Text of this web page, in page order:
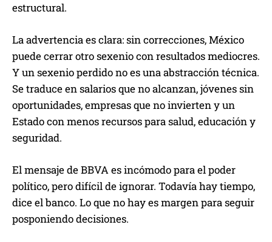
estructural.
La advertencia es clara: sin correcciones, México
puede cerrar otro sexenio con resultados mediocres.
Y un sexenio perdido no es una abstracción técnica.
Se traduce en salarios que no alcanzan, jóvenes sin
oportunidades, empresas que no invierten y un
Estado con menos recursos para salud, educación y
seguridad.
El mensaje de BBVA es incómodo para el poder
político, pero difícil de ignorar. Todavía hay tiempo,
dice el banco. Lo que no hay es margen para seguir
posponiendo decisiones.